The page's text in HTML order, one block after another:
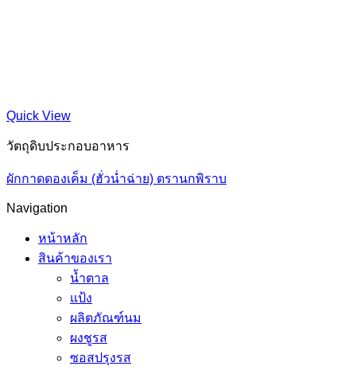
Quick View
วัตถุดิบประกอบอาหาร
ผักกาดดองเค็ม (ฮั่วน่ำฉ่าย) ตรานกพิราบ
Navigation
หน้าหลัก
สินค้าของเรา
น้ำตาล
แป้ง
ผลิตภัณฑ์นม
ผงชูรส
ซอสปรุงรส